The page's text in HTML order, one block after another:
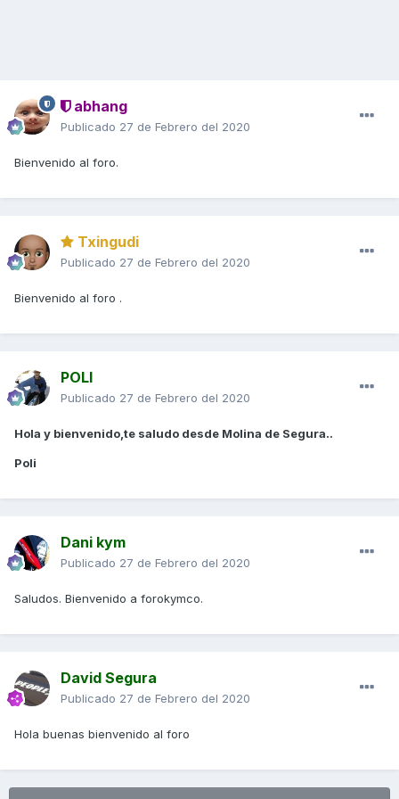
abhang
Publicado 27 de Febrero del 2020
Bienvenido al foro.
Txingudi
Publicado 27 de Febrero del 2020
Bienvenido al foro .
POLI
Publicado 27 de Febrero del 2020
Hola y bienvenido,te saludo desde Molina de Segura..
Poli
Dani kym
Publicado 27 de Febrero del 2020
Saludos. Bienvenido a forokymco.
David Segura
Publicado 27 de Febrero del 2020
Hola buenas bienvenido al foro